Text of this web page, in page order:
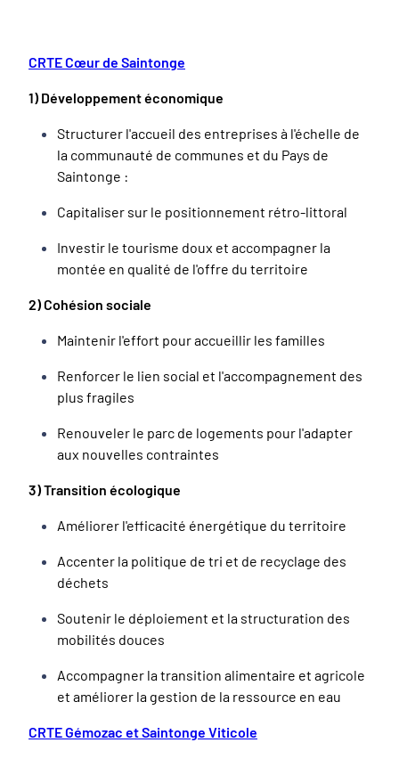
CRTE Cœur de Saintonge
1) Développement économique
Structurer l'accueil des entreprises à l'échelle de
la communauté de communes et du Pays de
Saintonge :
Capitaliser sur le positionnement rétro-littoral
Investir le tourisme doux et accompagner la
montée en qualité de l'offre du territoire
2) Cohésion sociale
Maintenir l'effort pour accueillir les familles
Renforcer le lien social et l'accompagnement des
plus fragiles
Renouveler le parc de logements pour l'adapter
aux nouvelles contraintes
3) Transition écologique
Améliorer l'efficacité énergétique du territoire
Accenter la politique de tri et de recyclage des
déchets
Soutenir le déploiement et la structuration des
mobilités douces
Accompagner la transition alimentaire et agricole
et améliorer la gestion de la ressource en eau
CRTE Gémozac et Saintonge Viticole